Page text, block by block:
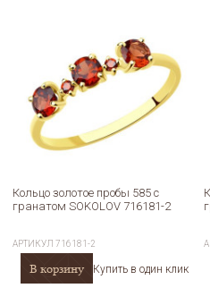
Кольцо золотое пробы 585 с
гранатом SOKOLOV 716181-2
АРТИКУЛ716181-2
В корзину Купить в один клик